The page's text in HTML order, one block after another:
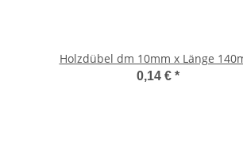
Holzdübel dm 10mm x Länge
0,14 € *